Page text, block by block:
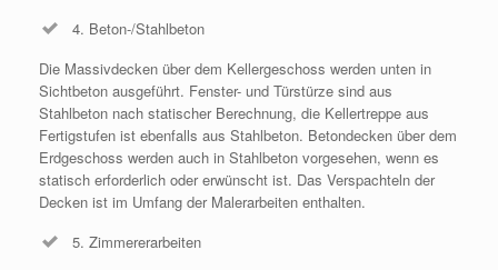
4. Beton-/Stahlbeton
Die Massivdecken über dem Kellergeschoss werden unten in
Sichtbeton ausgeführt. Fenster- und Türstürze sind aus
Stahlbeton nach statischer Berechnung, die Kellertreppe aus
Fertigstufen ist ebenfalls aus Stahlbeton. Betondecken über dem
Erdgeschoss werden auch in Stahlbeton vorgesehen, wenn es
statisch erforderlich oder erwünscht ist. Das Verspachteln der
Decken ist im Umfang der Malerarbeiten enthalten.
5. Zimmererarbeiten